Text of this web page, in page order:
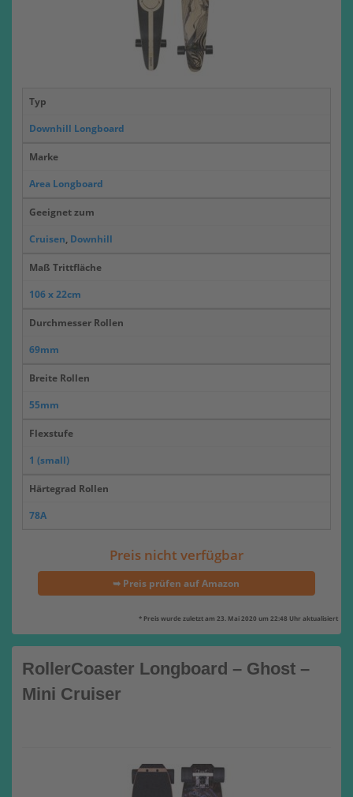
Typ
Downhill Longboard
Marke
Area Longboard
Geeignet zum
Cruisen, Downhill
Maß Trittfläche
106 x 22cm
Durchmesser Rollen
69mm
Breite Rollen
55mm
Flexstufe
1 (small)
Härtegrad Rollen
78A
Preis nicht verfügbar
➥ Preis prüfen auf Amazon
* Preis wurde zuletzt am 23. Mai 2020 um 22:48 Uhr aktualisiert
RollerCoaster Longboard – Ghost –
Mini Cruiser